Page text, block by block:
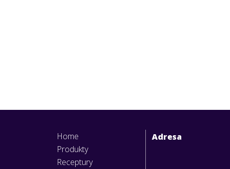
Home
Produkty
Receptury
Adresa